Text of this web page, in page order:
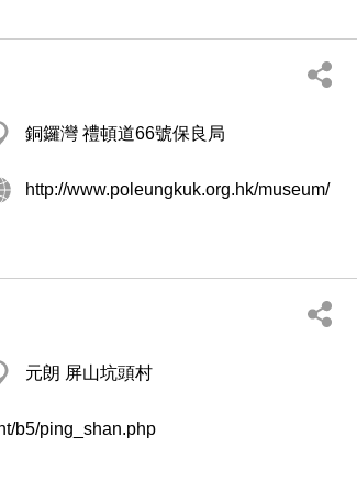
銅鑼灣 禮頓道66號保良局
http://www.poleungkuk.org.hk/museum/
元朗 屏山坑頭村
b5/ping_shan.php